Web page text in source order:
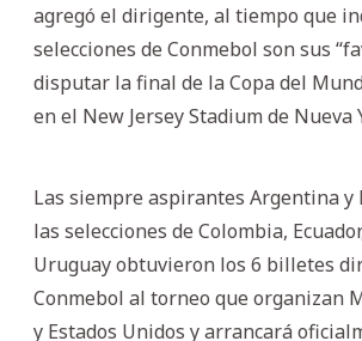
agregó el dirigente, al tiempo que
selecciones de Conmebol son sus
disputar la final de la Copa del
en el New Jersey Stadium de Nueva
Las siempre aspirantes Argentina y
las selecciones de Colombia,
Uruguay obtuvieron los 6 billetes
Conmebol al torneo que organizan
y Estados Unidos y arrancará